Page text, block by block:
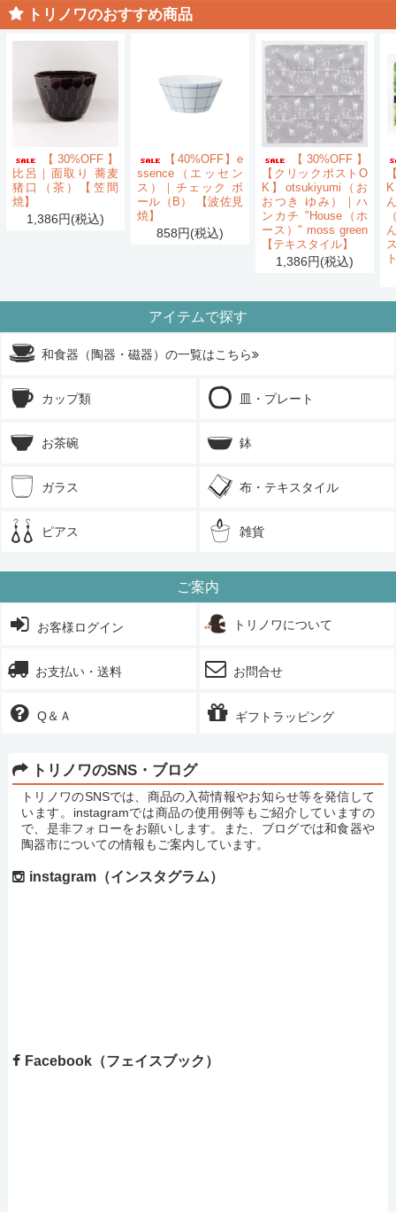
トリノワのおすすめ商品
【30%OFF】
比呂｜面取り 蕎麦
猪口（茶）【笠間
焼】
1,386円(税込)
【40%OFF】e
ssence（エッセン
ス）｜チェック ボ
ール（B） 【波佐見
焼】
858円(税込)
【30%OFF】
【クリックポストO
K】otsukiyumi（お
おつき ゆみ）｜ハ
ンカチ "House（ホ
ース）" moss green
【テキスタイル】
1,386円(税込)
アイテムで探す
和食器（陶器・磁器）の一覧はこちら
カップ類 皿・プレート
お茶碗 鉢
ガラス 布・テキスタイル
ピアス 雑貨
ご案内
お客様ログイン トリノワについて
お支払い・送料 お問合せ
Q＆Ａ ギフトラッピング
トリノワのSNS・ブログ
トリノワのSNSでは、商品の入荷情報やお知らせ等を発信して
います。instagramでは商品の使用例等もご紹介していますの
で、是非フォローをお願いします。また、ブログでは和食器や
陶器市についての情報もご案内しています。
instagram（インスタグラム）
Facebook（フェイスブック）